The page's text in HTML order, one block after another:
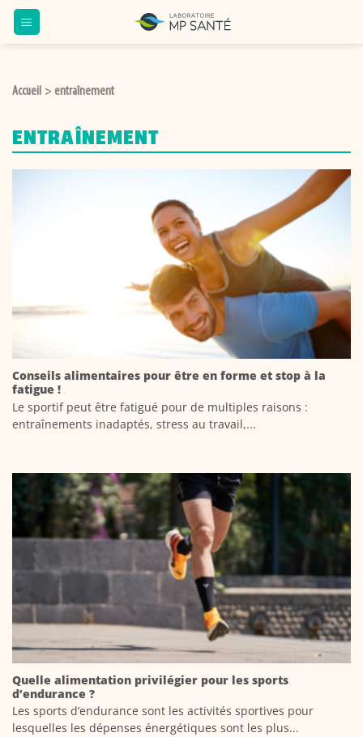
Passer
au
Accueil > entraînement
ENTRAÎNEMENT
Conseils alimentaires pour être en forme et stop à la
fatigue !
Le sportif peut être fatigué pour de multiples raisons :
entraînements inadaptés, stress au travail,...
Quelle alimentation privilégier pour les sports
d’endurance ?
Les sports d’endurance sont les activités sportives pour
lesquelles les dépenses énergétiques sont les plus...